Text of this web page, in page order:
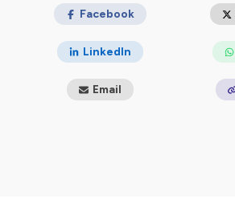
Facebook
LinkedIn
Email